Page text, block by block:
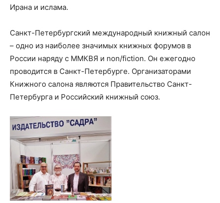
Ирана и ислама.
Санкт-Петербургский международный книжный салон
– одно из наиболее значимых книжных форумов в
России наряду с ММКВЯ и non/fiction. Он ежегодно
проводится в Санкт-Петербурге. Организаторами
Книжного салона являются Правительство Санкт-
Петербурга и Российский книжный союз.